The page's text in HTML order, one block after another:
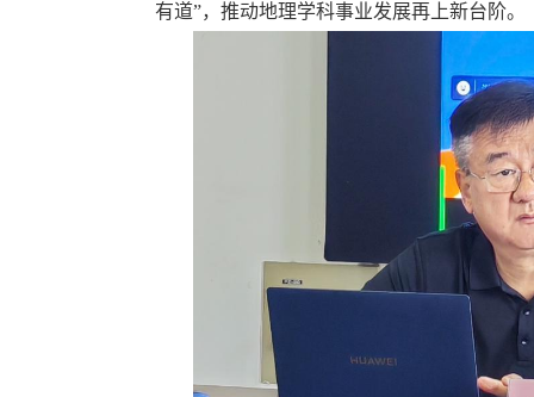
有道”，推动地理学科事业发展再上新台阶。